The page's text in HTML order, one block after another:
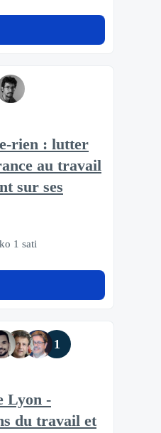
rien : lutter
au travail
sur ses
1 sati
1
Lyon -
du travail et